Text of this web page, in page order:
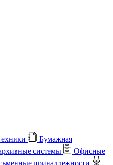
Бумажная
системы
Офисные
принадлежности